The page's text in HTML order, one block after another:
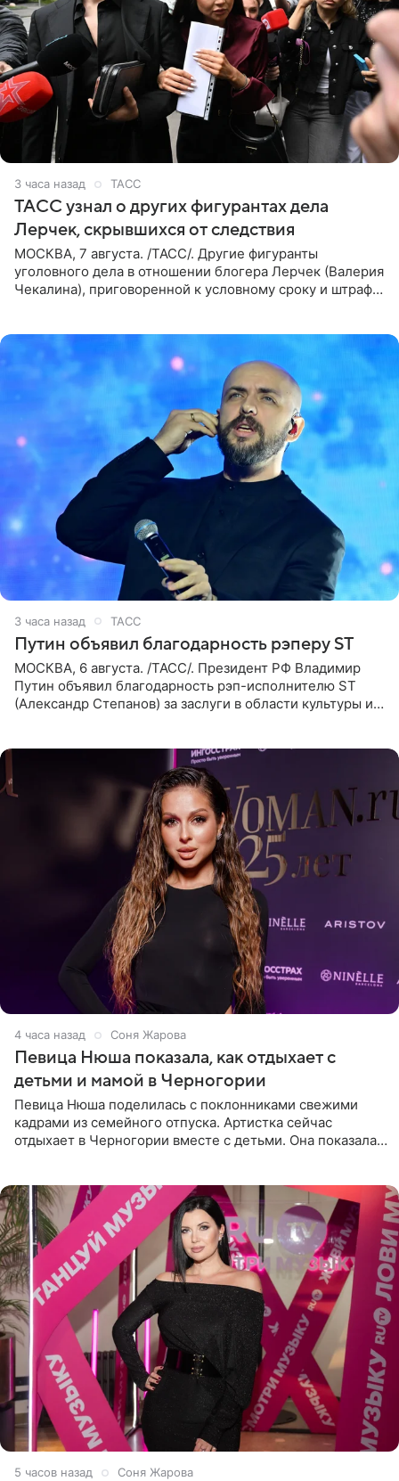
3 часа назад ТАСС
ТАСС узнал о других фигурантах дела
Лерчек, скрывшихся от следствия
МОСКВА, 7 августа. /ТАСС/. Другие фигуранты
уголовного дела в отношении блогера Лерчек (Валерия
Чекалина), приговоренной к условному сроку и штрафу,
3 часа назад ТАСС
Путин объявил благодарность рэперу ST
МОСКВА, 6 августа. /ТАСС/. Президент РФ Владимир
Путин объявил благодарность рэп-исполнителю ST
(Александр Степанов) за заслуги в области культуры и
4 часа назад Соня Жарова
Певица Нюша показала, как отдыхает с
детьми и мамой в Черногории
Певица Нюша поделилась с поклонниками свежими
кадрами из семейного отпуска. Артистка сейчас
отдыхает в Черногории вместе с детьми. Она показала,
5 часов назад Соня Жарова